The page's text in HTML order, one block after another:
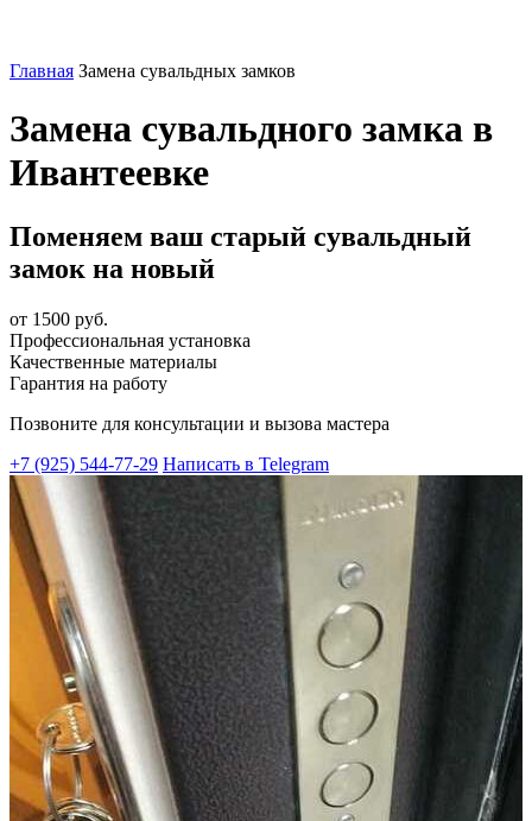
Главная Замена сувальдных замков
Замена сувальдного замка в
Ивантеевке
Поменяем ваш старый сувальдный
замок на новый
от 1500 руб.
Профессиональная установка
Качественные материалы
Гарантия на работу
Позвоните для консультации и вызова мастера
+7 (925) 544-77-29 Написать в Telegram